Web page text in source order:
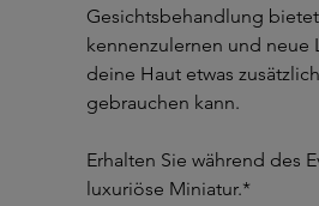
Gesichtsbehandlung
kennenzulernen und
deine Haut etwas
gebrauchen kann.
Erhalten Sie während des
luxuriöse Miniatur.*